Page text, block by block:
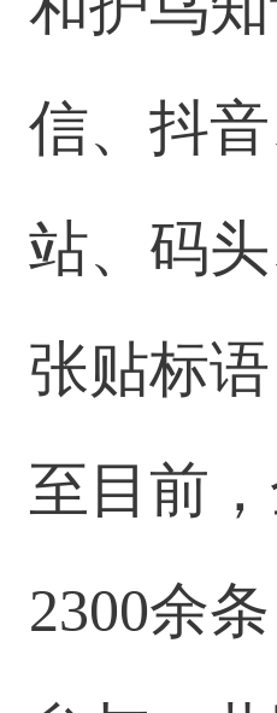
信、抖
站、码
张贴标
至目前
2300余